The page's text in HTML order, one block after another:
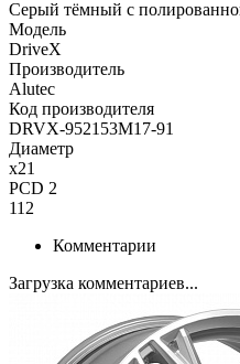
Серый тёмный с
Модель
DriveX
Производитель
Alutec
Код производителя
DRVX-952153M17-91
Диаметр
x21
PCD 2
112
Комментарии
Загрузка комментариев...